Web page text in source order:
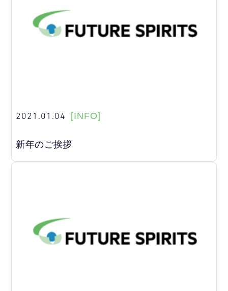
2021.01.04 [INFO]
新年のご挨拶